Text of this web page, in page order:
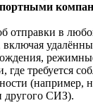
отправки в
включая
где требуется
(например,
другого СИЗ).